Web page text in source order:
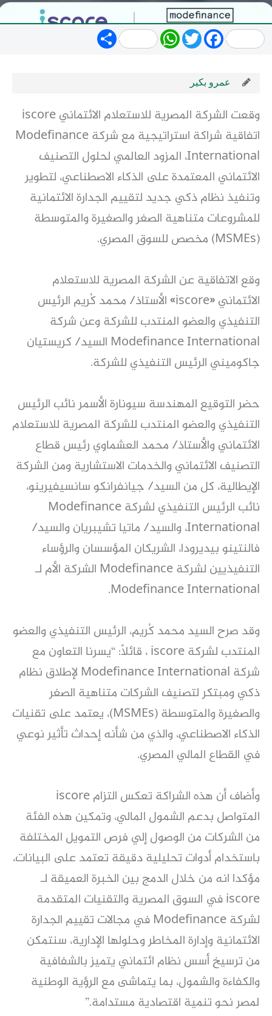
Share WhatsApp
TwitterFacebook
عمرو بكير
وقعت الشركة المصرية للاستعلام الائتماني iscore
اتفاقية شراكة استراتيجية مع شركة Modefinance
International، المزود العالمي لحلول التصنيف
الائتماني المعتمدة على الذكاء الاصطناعي، لتطوير
وتنفيذ نظام ذكي جديد لتقييم الجدارة الائتمانية
للمشروعات متناهية الصغر والصغيرة والمتوسطة
(MSMEs) مخصص للسوق المصري.
وقع الاتفاقية عن الشركة المصرية للاستعلام
الائتماني «iscore» الأستاذ/ محمد كُريم الرئيس
التنفيذي والعضو المنتدب للشركة وعن شركة
Modefinance International السيد/ كريستيان
جاكوميني الرئيس التنفيذي للشركة.
حضر التوقيع المهندسة سيونارة الأسمر نائب الرئيس
التنفيذي والعضو المنتدب للشركة المصرية للاستعلام
الائتماني والأستاذ/ محمد العشماوي رئيس قطاع
التصنيف الائتماني والخدمات الاستشارية ومن الشركة
الإيطالية، كل من السيد/ جيانفرانكو سانسيفيرينو،
نائب الرئيس التنفيذي لشركة Modefinance
International، والسيد/ ماتيا تشيبريان والسيد/
فالنتينو بيديرودا، الشريكان المؤسسان والرؤساء
التنفيذيين لشركة Modefinance الشركة الأم لـ
Modefinance International.
وقد صرح السيد محمد كُريم، الرئيس التنفيذي والعضو
المنتدب لشركة iscore ، قائلاً: “يسرنا التعاون مع
شركة Modefinance International لإطلاق نظام
ذكي ومبتكر لتصنيف الشركات متناهية الصغر
والصغيرة والمتوسطة (MSMEs)، يعتمد على تقنيات
الذكاء الاصطناعي، والذي من شأنه إحداث تأثير نوعي
في القطاع المالي المصري.
وأضاف أن هذه الشراكة تعكس التزام iscore
المتواصل بدعم الشمول المالي، وتمكين هذه الفئة
من الشركات من الوصول إلي فرص التمويل المختلفة
باستخدام أدوات تحليلية دقيقة تعتمد على البيانات،
مؤكدا انه من خلال الدمج بين الخبرة العميقة لـ
iscore في السوق المصرية والتقنيات المتقدمة
لشركة Modefinance في مجالات تقييم الجدارة
الائتمانية وإدارة المخاطر وحلولها الإدارية، سنتمكن
من ترسيخ أسس نظام ائتماني يتميز بالشفافية
والكفاءة والشمول، بما يتماشى مع الرؤية الوطنية
لمصر نحو تنمية اقتصادية مستدامة.”